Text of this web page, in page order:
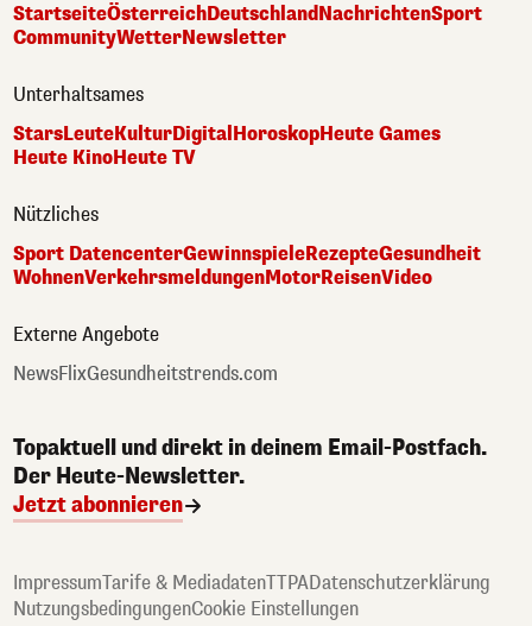
StartseiteÖsterreichDeutschlandNachrichtenSport
CommunityWetterNewsletter
Unterhaltsames
StarsLeuteKulturDigital HoroskopHeute Games
Heute KinoHeute TV
Nützliches
Sport DatencenterGewinnspieleRezepteGesundheit
WohnenVerkehrsmeldungenMotorReisenVideo
Externe Angebote
NewsFlixGesundheitstrends.com
Topaktuell und direkt in deinem Email-Postfach.
Der Heute-Newsletter.
Jetzt abonnieren
ImpressumTarife & MediadatenTTPADatenschutzerklärung
NutzungsbedingungenCookie Einstellungen